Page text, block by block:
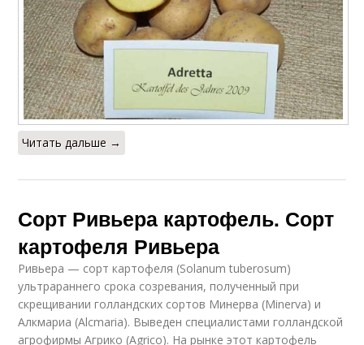
Читать дальше →
Сорт Ривьера картофель. Сорт
картофеля Ривьера
Ривьера — сорт картофеля (Solanum tuberosum)
ультрараннего срока созревания, полученный при
скрещивании голландских сортов Минерва (Minerva) и
Алкмариа (Alcmaria). Выведен специалистами голландской
агрофирмы Агрико (Agrico). На рынке этот картофель